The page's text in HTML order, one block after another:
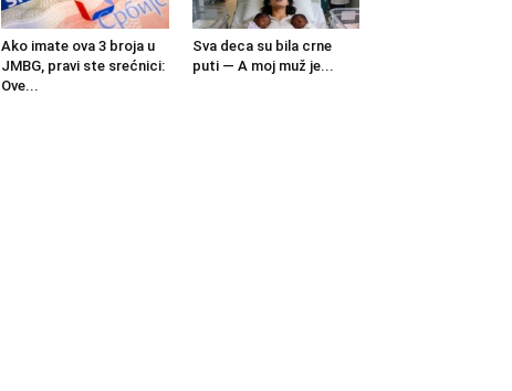
Ako imate ova 3 broja u
JMBG, pravi ste srećnici:
Ove...
Sva deca su bila crne
puti — A moj muž je...